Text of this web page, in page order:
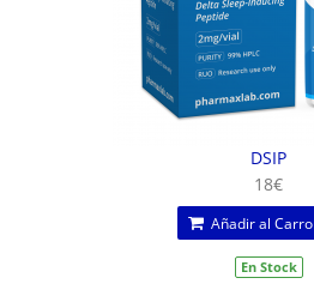
DSIP
18€
Añadir al Carro
En Stock